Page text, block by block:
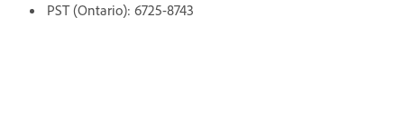
PST (Ontario): 6725-8743